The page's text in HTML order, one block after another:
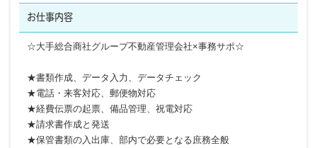
お仕事内容
☆大手総合商社グループ不動産管理会社×事務サポ☆
★書類作成、データ入力、データチェック
★電話・来客対応、郵便物対応
★経費伝票の起票、備品管理、祝電対応
★請求書作成と発送
★保管書類の入出庫、部内で必要となる庶務全般